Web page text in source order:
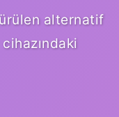
alternatif